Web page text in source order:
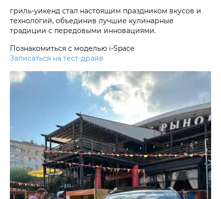
гриль-уикенд стал настоящим праздником вкусов и
технологий, объединив лучшие кулинарные
традиции с передовыми инновациями.
Познакомиться с моделью i-Space
Записаться на тест-драйв